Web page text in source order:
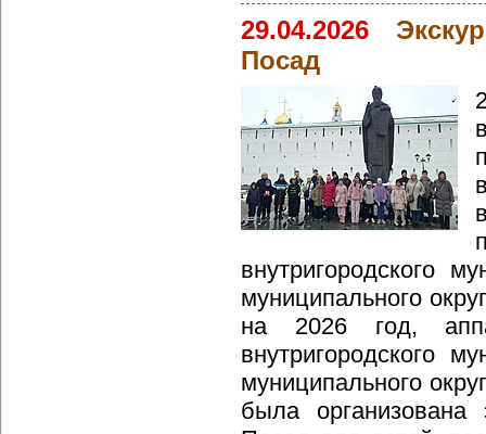
29.04.2026
Посад
внутригородского
муниципального
на 2026 год,
внутригородского
муниципального
была организована